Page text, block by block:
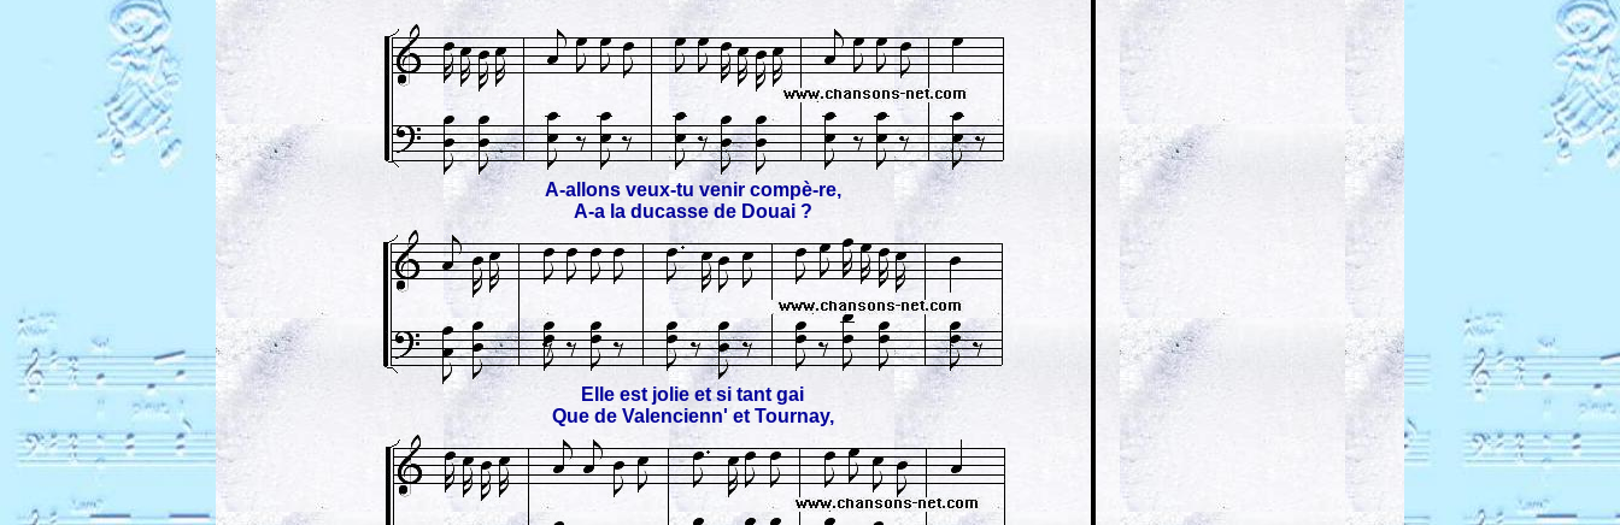
A-allons veux-tu venir compè-re,
A-a la ducasse de Douai ?
Elle est jolie et si tant gai
Que de Valencienn' et Tournay,